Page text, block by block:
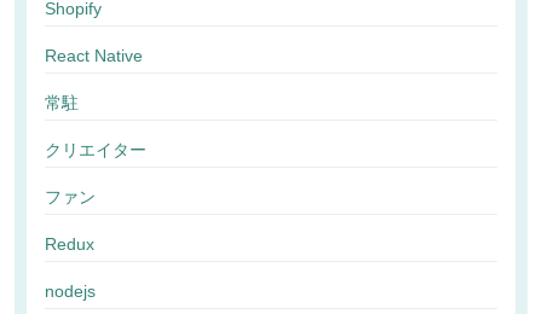
Shopify
React Native
常駐
クリエイター
ファン
Redux
nodejs